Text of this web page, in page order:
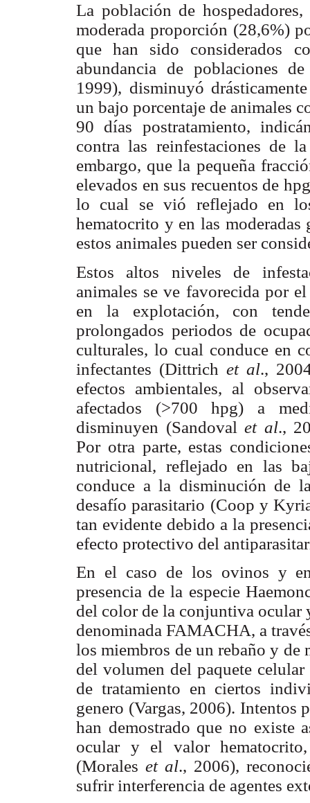
La población de
moderada proporción (28,6%)
que han sido considerados
abundancia de poblaciones
1999), disminuyó
un bajo porcentaje de animales
90 días postratamiento,
contra las reinfestaciones de
embargo, que la pequeña
elevados en sus recuentos de
lo cual se vió reflejado en
hematocrito y en las moderadas
estos animales pueden ser
Estos altos niveles de
animales se ve favorecida por
en la explotación, con
prolongados periodos de
culturales, lo cual conduce en
infectantes (Dittrichet al.,
efectos ambientales, al
afectados (>700 hpg) a
disminuyen (Sandoval et al.,
Por otra parte, estas
nutricional, reflejado en las
conduce a la disminución de
desafío parasitario (Coop y
tan evidente debido a la
efecto protectivo del
En el caso de los ovinos y
presencia de la especie
del color de la conjuntiva ocular
denominada FAMACHA, a
los miembros de un rebaño y de
del volumen del paquete celular
de tratamiento en ciertos
genero (Vargas, 2006). Intentos
han demostrado que no existe
ocular y el valor
(Morales et al., 2006),
sufrir interferencia de agentes